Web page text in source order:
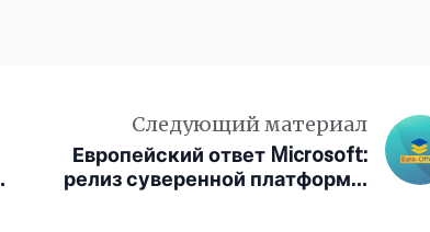
Следующий материал
Европейский ответ Microsoft:
релиз суверенной платформы